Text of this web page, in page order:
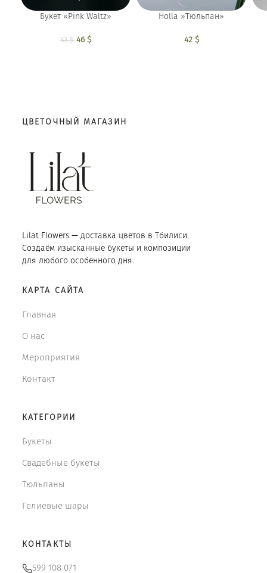
Букет «Pink Waltz»
53$ Первоначальная
46$
Holla »Тюльпан»
42 $
ЦВЕТОЧНЫЙ МАГАЗИН
Lilat Flowers — доставка цветов в Тбилиси.
Создаём изысканные букеты и композиции
для любого особенного дня.
КАРТА САЙТА
Главная
О нас
Мероприятия
Контакт
КАТЕГОРИИ
Букеты
Свадебные букеты
Тюльпаны
Гелиевые шары
КОНТАКТЫ
599 108 071